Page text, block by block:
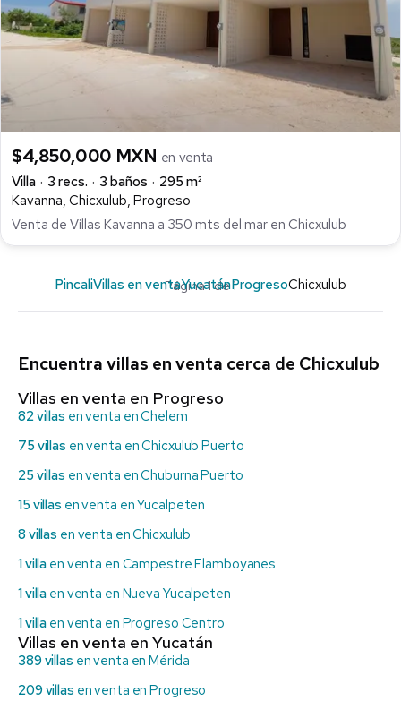
$4,850,000 MXN en venta
Villa
3 recs. 3 baños
295 m²
Kavanna, Chicxulub, Progreso
Venta de Villas Kavanna a 350 mts del mar en Chicxulub
Página 1 de 1
PincaliVillas en ventaYucatánProgresoChicxulub
Encuentra villas en venta cerca de Chicxulub
Villas en venta en Progreso
82 villas en venta en Chelem
75 villas en venta en Chicxulub Puerto
25 villas en venta en Chuburna Puerto
15 villas en venta en Yucalpeten
8 villas en venta en Chicxulub
1 villa en venta en Campestre Flamboyanes
1 villa en venta en Nueva Yucalpeten
1 villa en venta en Progreso Centro
Villas en venta en Yucatán
389 villas en venta en Mérida
209 villas en venta en Progreso